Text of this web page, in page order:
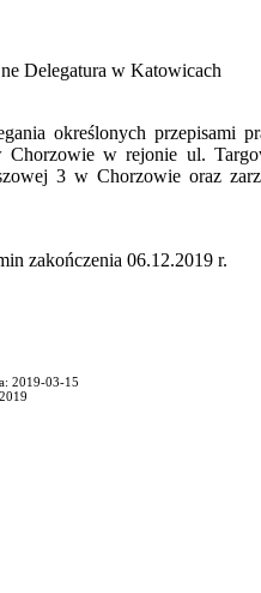
Delegatura w Katowicach
określonych przepisami
Chorzowie w rejonie ul.
3 w Chorzowie oraz
zakończenia 06.12.2019 r.
2019-03-15